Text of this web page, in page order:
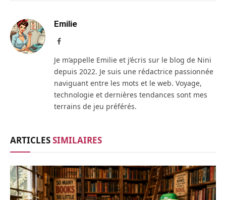
Emilie
Facebook
Je m’appelle Emilie et j’écris sur le blog de Nini
depuis 2022. Je suis une rédactrice passionnée
naviguant entre les mots et le web. Voyage,
technologie et dernières tendances sont mes
terrains de jeu préférés.
ARTICLESSIMILAIRES